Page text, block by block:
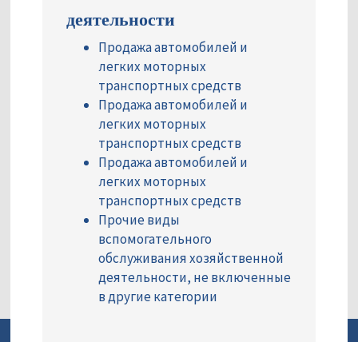
деятельности
Продажа автомобилей и
легких моторных
транспортных средств
Продажа автомобилей и
легких моторных
транспортных средств
Продажа автомобилей и
легких моторных
транспортных средств
Прочие виды
вспомогательного
обслуживания хозяйственной
деятельности, не включенные
в другие категории